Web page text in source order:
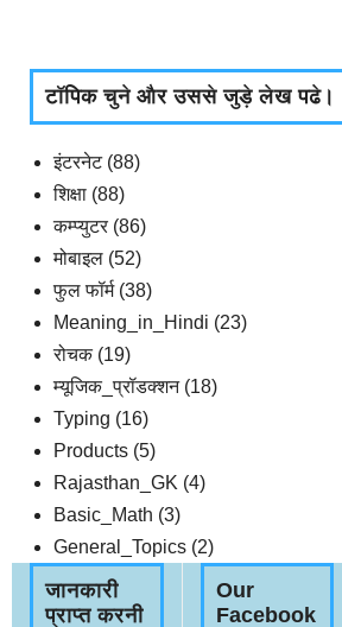
टॉपिक चुने और उससे जुड़े लेख पढे।
इंटरनेट (88)
शिक्षा (88)
कम्प्युटर (86)
मोबाइल (52)
फुल फॉर्म (38)
Meaning_in_Hindi (23)
रोचक (19)
म्यूजिक_प्रॉडक्शन (18)
Typing (16)
Products (5)
Rajasthan_GK (4)
Basic_Math (3)
General_Topics (2)
जानकारी
प्राप्त करनी
Our
Facebook